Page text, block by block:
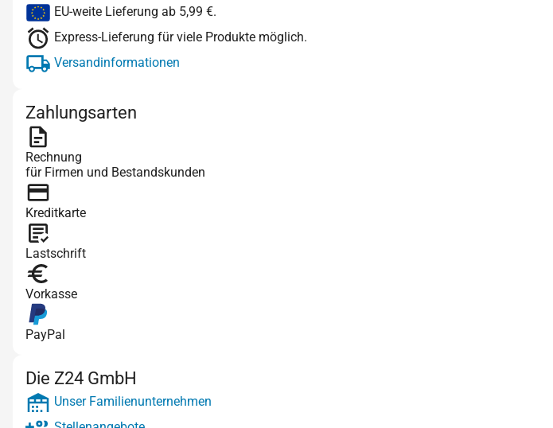
EU-weite Lieferung ab 5,99 €.
Express-Lieferung für viele Produkte möglich.
Versandinformationen
Zahlungsarten
Rechnung
für Firmen und Bestandskunden
Kreditkarte
Lastschrift
Vorkasse
PayPal
Die Z24 GmbH
Unser Familienunternehmen